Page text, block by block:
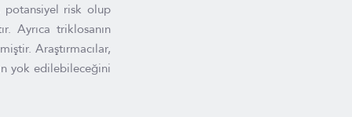
potansiyel risk olup
Ayrıca triklosanın
Araştırmacılar,
yok edilebileceğini